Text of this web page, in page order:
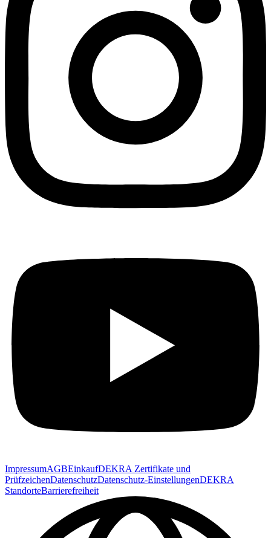
ImpressumAGBEinkaufDEKRA Zertifikate und
PrüfzeichenDatenschutzDatenschutz-EinstellungenDEKRA
StandorteBarrierefreiheit